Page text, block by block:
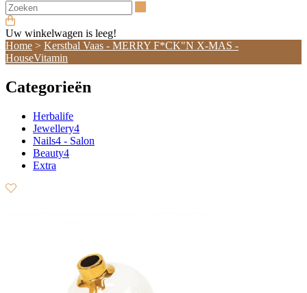
Uw winkelwagen is leeg!
Home > Kerstbal Vaas - MERRY F*CK"N X-MAS -
HouseVitamin
Categorieën
Herbalife
Jewellery4
Nails4 - Salon
Beauty4
Extra